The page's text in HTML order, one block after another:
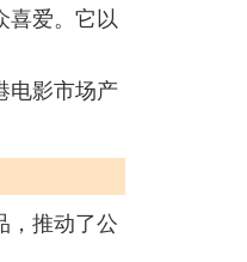
喜爱。它以
电影市场产
，推动了公